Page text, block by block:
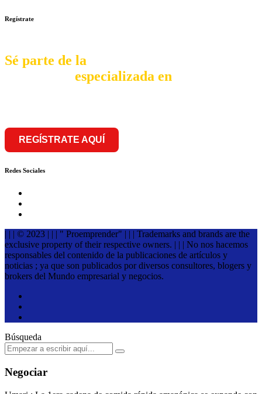
Regístrate
Sé parte de la
especializada en
REGÍSTRATE AQUÍ
Redes Sociales
| | | © 2023 | | | " Proemprender" | | | Trademarks and brands are the
exclusive property of their respective owners. | | | No nos hacemos
responsables del contenido de la publicaciones de artículos y
noticias ; ya que son publicados por diversos consultores, blogers y
brokers del Mundo empresarial y negocios.
Búsqueda
Negociar